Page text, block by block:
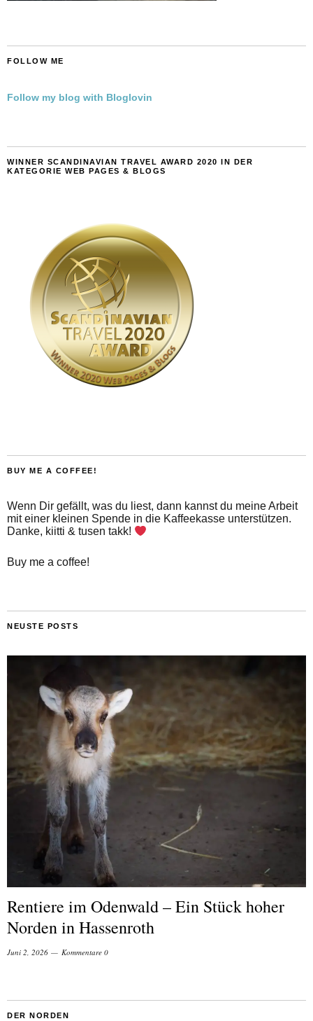
FOLLOW ME
Follow my blog with Bloglovin
WINNER SCANDINAVIAN TRAVEL AWARD 2020 IN DER
KATEGORIE WEB PAGES & BLOGS
BUY ME A COFFEE!
Wenn Dir gefällt, was du liest, dann kannst du meine Arbeit
mit einer kleinen Spende in die Kaffeekasse unterstützen.
Danke, kiitti & tusen takk!
Buy me a coffee!
NEUSTE POSTS
Rentiere im Odenwald – Ein Stück hoher
Norden in Hassenroth
Juni 2, 2026 Kommentare 0
DER NORDEN